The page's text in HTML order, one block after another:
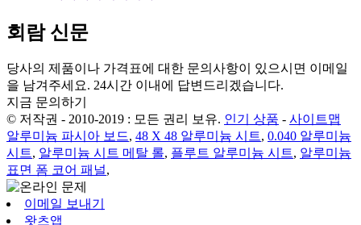
회람 신문
당사의 제품이나 가격표에 대한 문의사항이 있으시면 이메일
을 남겨주세요. 24시간 이내에 답변드리겠습니다.
지금 문의하기
© 저작권 - 2010-2019 : 모든 권리 보유. 인기 상품 - 사이트맵
알루미늄 파시아 보드, 48 X 48 알루미늄 시트, 0.040 알루미늄
시트, 알루미늄 시트 메탈 롤, 플루트 알루미늄 시트, 알루미늄
표면 폼 코어 패널,
이메일 보내기
왓츠앱